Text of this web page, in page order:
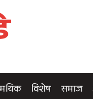
विशेष समाज